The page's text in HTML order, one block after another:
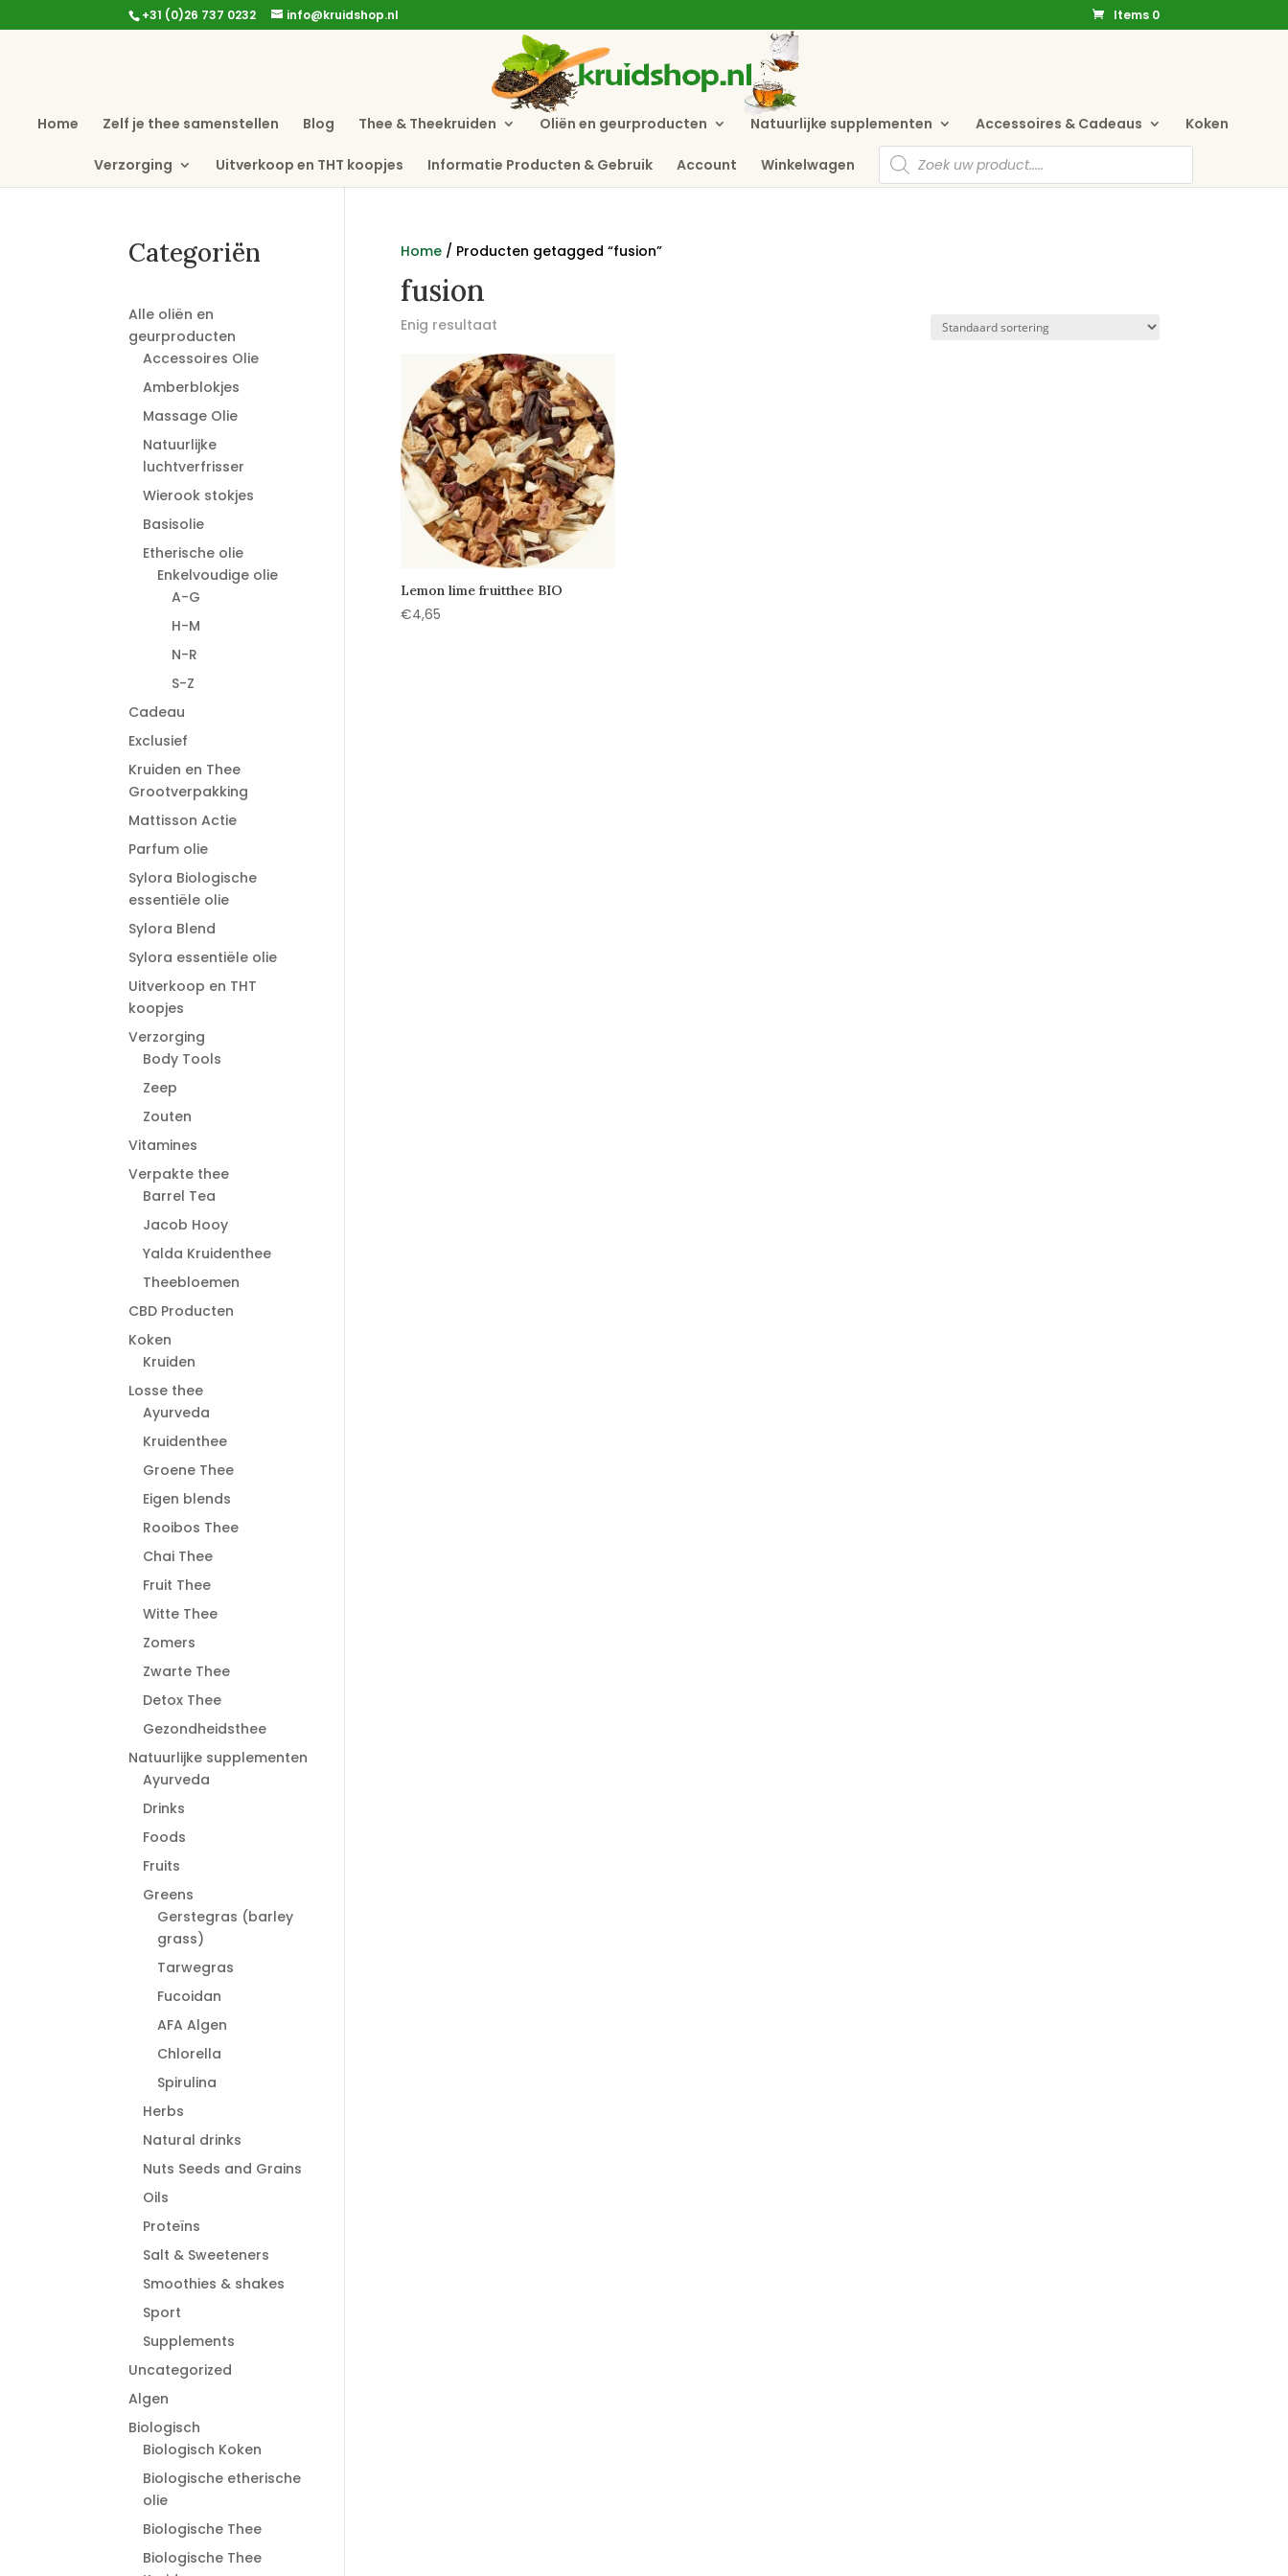
+31 (0)26 737 0232 info@kruidshop.nl Items 0
Home Zelf je thee samenstellen Blog Thee & Theekruiden Oliën en geurproducten Natuurlijke supplementen Accessoires & Cadeaus Koken
Verzorging Uitverkoop en THT koopjes Informatie Producten & Gebruik Account Winkelwagen
Producten
zoeken
Home/ Producten getagged “fusion”
fusion
Enig resultaat
Lemon lime fruitthee BIO
€4,65
Categoriën
Alle oliën en
geurproducten
Accessoires Olie
Amberblokjes
Massage Olie
Natuurlijke
luchtverfrisser
Wierook stokjes
Basisolie
Etherische olie
Enkelvoudige olie
A-G
H-M
N-R
S-Z
Cadeau
Exclusief
Kruiden en Thee
Grootverpakking
Mattisson Actie
Parfum olie
Sylora Biologische
essentiële olie
Sylora Blend
Sylora essentiële olie
Uitverkoop en THT
koopjes
Verzorging
Body Tools
Zeep
Zouten
Vitamines
Verpakte thee
Barrel Tea
Jacob Hooy
Yalda Kruidenthee
Theebloemen
CBD Producten
Koken
Kruiden
Losse thee
Ayurveda
Kruidenthee
Groene Thee
Eigen blends
Rooibos Thee
Chai Thee
Fruit Thee
Witte Thee
Zomers
Zwarte Thee
Detox Thee
Gezondheidsthee
Natuurlijke supplementen
Ayurveda
Drinks
Foods
Fruits
Greens
Gerstegras (barley
grass)
Tarwegras
Fucoidan
AFA Algen
Chlorella
Spirulina
Herbs
Natural drinks
Nuts Seeds and Grains
Oils
Proteïns
Salt & Sweeteners
Smoothies & shakes
Sport
Supplements
Uncategorized
Algen
Biologisch
Biologisch Koken
Biologische etherische
olie
Biologische Thee
Biologische Thee